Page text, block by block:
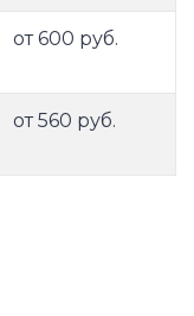
от 600 руб.
от 560 руб.